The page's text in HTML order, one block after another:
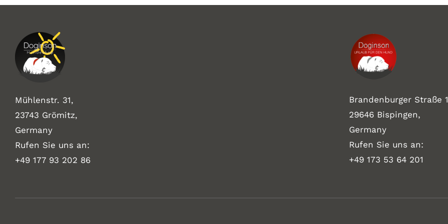
Mühlenstr. 31,
23743 Grömitz,
Germany
Rufen Sie uns an:
+49 177 93 202 86
Brandenburger Straße
29646 Bispingen,
Germany
Rufen Sie uns an:
+49 173 53 64 201